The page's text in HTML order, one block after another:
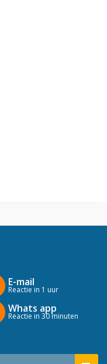
E-mail
Reactie in 1 uur
Whats app
Reactie in 30 minuten